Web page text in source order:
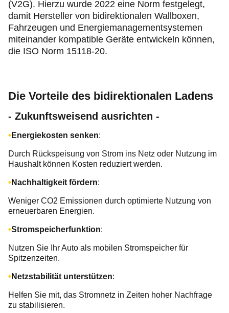
(V2G). Hierzu wurde 2022 eine Norm festgelegt,
damit Hersteller von bidirektionalen Wallboxen,
Fahrzeugen und Energiemanagementsystemen
miteinander kompatible Geräte entwickeln können,
die ISO Norm 15118-20.
Die Vorteile des bidirektionalen Ladens
- Zukunftsweisend ausrichten -
Energiekosten senken:
Durch Rückspeisung von Strom ins Netz oder Nutzung im
Haushalt können Kosten reduziert werden.
Nachhaltigkeit fördern:
Weniger CO2 Emissionen durch optimierte Nutzung von
erneuerbaren Energien.
Stromspeicherfunktion:
Nutzen Sie Ihr Auto als mobilen Stromspeicher für
Spitzenzeiten.
Netzstabilität unterstützen:
Helfen Sie mit, das Stromnetz in Zeiten hoher Nachfrage
zu stabilisieren.